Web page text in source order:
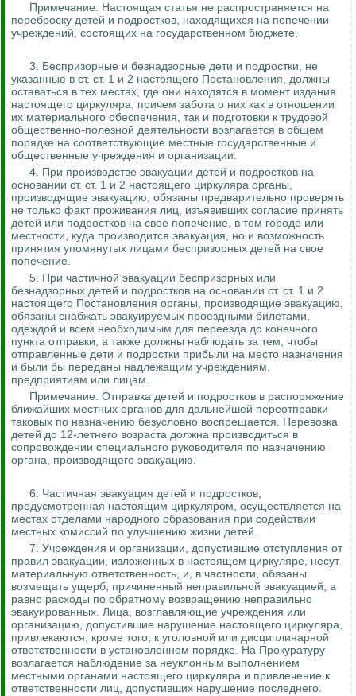
Примечание. Настоящая статья не распространяется на
переброску детей и подростков, находящихся на попечении
учреждений, состоящих на государственном бюджете.
3. Беспризорные и безнадзорные дети и подростки, не
указанные в ст. ст. 1 и 2 настоящего Постановления, должны
оставаться в тех местах, где они находятся в момент издания
настоящего циркуляра, причем забота о них как в отношении
их материального обеспечения, так и подготовки к трудовой
общественно-полезной деятельности возлагается в общем
порядке на соответствующие местные государственные и
общественные учреждения и организации.
4. При производстве эвакуации детей и подростков на
основании ст. ст. 1 и 2 настоящего циркуляра органы,
производящие эвакуацию, обязаны предварительно проверять
не только факт проживания лиц, изъявивших согласие принять
детей или подростков на свое попечение, в том городе или
местности, куда производится эвакуация, но и возможность
принятия упомянутых лицами беспризорных детей на свое
попечение.
5. При частичной эвакуации беспризорных или
безнадзорных детей и подростков на основании ст. ст. 1 и 2
настоящего Постановления органы, производящие эвакуацию,
обязаны снабжать эвакуируемых проездными билетами,
одеждой и всем необходимым для переезда до конечного
пункта отправки, а также должны наблюдать за тем, чтобы
отправленные дети и подростки прибыли на место назначения
и были бы переданы надлежащим учреждениям,
предприятиям или лицам.
Примечание. Отправка детей и подростков в распоряжение
ближайших местных органов для дальнейшей переотправки
таковых по назначению безусловно воспрещается. Перевозка
детей до 12-летнего возраста должна производиться в
сопровождении специального руководителя по назначению
органа, производящего эвакуацию.
6. Частичная эвакуация детей и подростков,
предусмотренная настоящим циркуляром, осуществляется на
местах отделами народного образования при содействии
местных комиссий по улучшению жизни детей.
7. Учреждения и организации, допустившие отступления от
правил эвакуации, изложенных в настоящем циркуляре, несут
материальную ответственность, и, в частности, обязаны
возмещать ущерб, причиненный неправильной эвакуацией, а
равно расходы по обратному возвращению неправильно
эвакуированных. Лица, возглавляющие учреждения или
организацию, допустившие нарушение настоящего циркуляра,
привлекаются, кроме того, к уголовной или дисциплинарной
ответственности в установленном порядке. На Прокуратуру
возлагается наблюдение за неуклонным выполнением
местными органами настоящего циркуляра и привлечение к
ответственности лиц, допустивших нарушение последнего.